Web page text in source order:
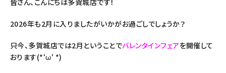
皆さん、こんにちは多賀城店です！
2026年も2月に入りましたがいかがお過ごしでしょうか？
只今、多賀城店では2月ということでバレンタインフェアを開催して
おります(*‘ω‘ *)